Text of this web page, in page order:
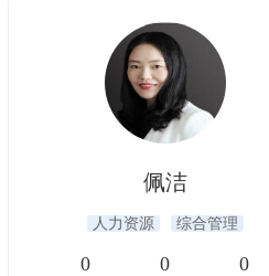
佩洁
人力资源 综合管理
0 0 0